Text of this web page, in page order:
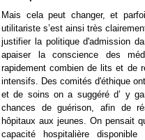
Mais cela peut changer, et
utilitariste s’est ainsi très
justifier la politique d'admission
apaiser la conscience des
rapidement combien de lits et de
intensifs. Des comités d'éthique
et de soins on a suggéré d’ y
chances de guérison, afin de
hôpitaux aux jeunes. On pensait
capacité hospitalière